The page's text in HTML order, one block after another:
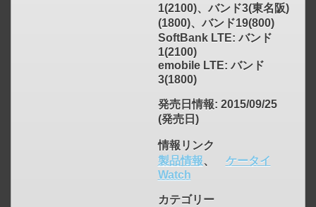
1(2100)、バンド3(東名阪)
(1800)、バンド19(800)
SoftBank LTE: バンド
1(2100)
emobile LTE: バンド
3(1800)
発売日情報: 2015/09/25
(発売日)
情報リンク
製品情報、
ケータイ
Watch
カテゴリー